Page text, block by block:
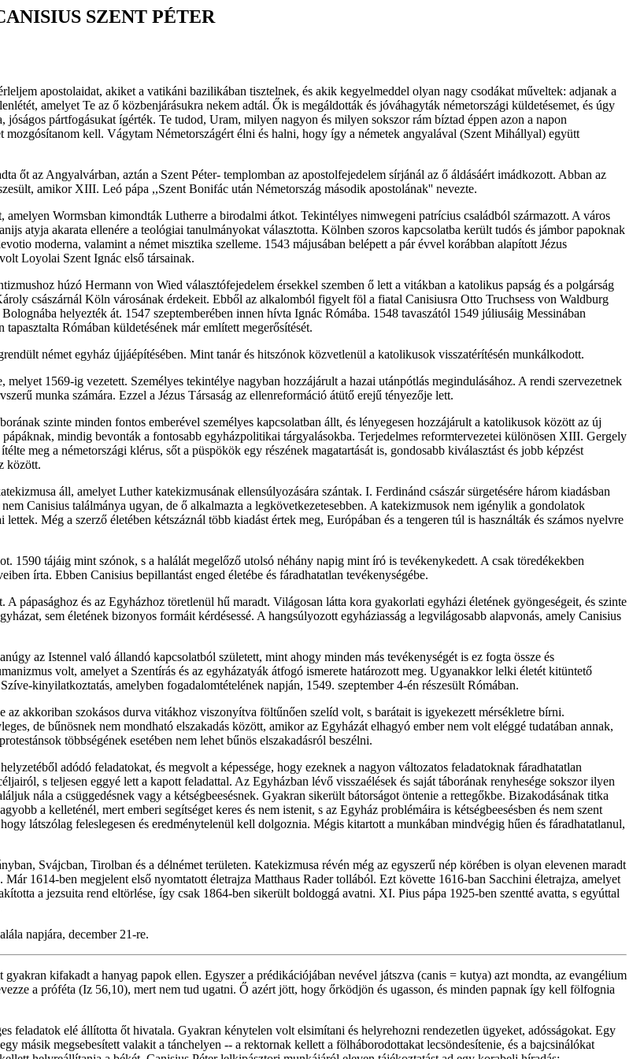
SZENT PÉTER
apostolaidat, akiket a vatikáni bazilikában tisztelnek, és akik kegyelmeddel olyan nagy csodákat műveltek: adjanak a
amelyet Te az ő közbenjárásukra nekem adtál. Ők is megáldották és jóváhagyták németországi küldetésemet, és úgy
pártfogásukat ígérték. Te tudod, Uram, milyen nagyon és milyen sokszor rám bíztad éppen azon a napon
kell. Vágytam Németországért élni és halni, hogy így a németek angyalával (Szent Mihállyal) együtt
őt az Angyalvárban, aztán a Szent Péter- templomban az apostolfejedelem sírjánál az ő áldásáért imádkozott. Abban az
amikor XIII. Leó pápa ,,Szent Bonifác után Németország második apostolának'' nevezte.
Wormsban kimondták Lutherre a birodalmi átkot. Tekintélyes nimwegeni patrícius családból származott. A város
atyja akarata ellenére a teológiai tanulmányokat választotta. Kölnben szoros kapcsolatba került tudós és jámbor papoknak
moderna, valamint a német misztika szelleme. 1543 májusában belépett a pár évvel korábban alapított Jézus
Loyolai Szent Ignác első társainak.
húzó Hermann von Wied választófejedelem érsekkel szemben ő lett a vitákban a katolikus papság és a polgárság
császárnál Köln városának érdekeit. Ebből az alkalomból figyelt föl a fiatal Canisiusra Otto Truchsess von Waldburg
helyezték át. 1547 szeptemberében innen hívta Ignác Rómába. 1548 tavaszától 1549 júliusáig Messinában
Rómában küldetésének már említett megerősítését.
német egyház újjáépítésében. Mint tanár és hitszónok közvetlenül a katolikusok visszatérítésén munkálkodott.
1569-ig vezetett. Személyes tekintélye nagyban hozzájárult a hazai utánpótlás megindulásához. A rendi szervezetnek
munka számára. Ezzel a Jézus Társaság az ellenreformáció átütő erejű tényezője lett.
szinte minden fontos emberével személyes kapcsolatban állt, és lényegesen hozzájárult a katolikusok között az új
mindig bevonták a fontosabb egyházpolitikai tárgyalásokba. Terjedelmes reformtervezetei különösen XIII. Gergely
meg a németországi klérus, sőt a püspökök egy részének magatartását is, gondosabb kiválasztást és jobb képzést
között.
áll, amelyet Luther katekizmusának ellensúlyozására szántak. I. Ferdinánd császár sürgetésére három kiadásban
Canisius találmánya ugyan, de ő alkalmazta a legkövetkezetesebben. A katekizmusok nem igénylik a gondolatok
Még a szerző életében kétszáznál több kiadást értek meg, Európában és a tengeren túl is használták és számos nyelvre
1590 tájáig mint szónok, s a halálát megelőző utolsó néhány napig mint író is tevékenykedett. A csak töredékekben
írta. Ebben Canisius bepillantást enged életébe és fáradhatatlan tevékenységébe.
pápasághoz és az Egyházhoz töretlenül hű maradt. Világosan látta kora gyakorlati egyházi életének gyöngeségeit, és szinte
sem életének bizonyos formáit kérdésessé. A hangsúlyozott egyháziasság a legvilágosabb alapvonás, amely Canisius
az Istennel való állandó kapcsolatból született, mint ahogy minden más tevékenységét is ez fogta össze és
volt, amelyet a Szentírás és az egyházatyák átfogó ismerete határozott meg. Ugyanakkor lelki életét kitüntető
kinyilatkoztatás, amelyben fogadalomtételének napján, 1549. szeptember 4-én részesült Rómában.
akkoriban szokásos durva vitákhoz viszonyítva föltűnően szelíd volt, s barátait is igyekezett mérsékletre bírni.
de bűnösnek nem mondható elszakadás között, amikor az Egyházát elhagyó ember nem volt eléggé tudatában annak,
többségének esetében nem lehet bűnös elszakadásról beszélni.
adódó feladatokat, és megvolt a képessége, hogy ezeknek a nagyon változatos feladatoknak fáradhatatlan
s teljesen eggyé lett a kapott feladattal. Az Egyházban lévő visszaélések és saját táborának renyhesége sokszor ilyen
nála a csüggedésnek vagy a kétségbeesésnek. Gyakran sikerült bátorságot öntenie a rettegőkbe. Bizakodásának titka
a kelleténél, mert emberi segítséget keres és nem istenit, s az Egyház problémáira is kétségbeesésben és nem szent
látszólag feleslegesen és eredménytelenül kell dolgoznia. Mégis kitartott a munkában mindvégig hűen és fáradhatatlanul,
Svájcban, Tirolban és a délnémet területen. Katekizmusa révén még az egyszerű nép körében is olyan elevenen maradt
1614-ben megjelent első nyomtatott életrajza Matthaus Rader tollából. Ezt követte 1616-ban Sacchini életrajza, amelyet
a jezsuita rend eltörlése, így csak 1864-ben sikerült boldoggá avatni. XI. Pius pápa 1925-ben szentté avatta, s egyúttal
napjára, december 21-re.
kifakadt a hanyag papok ellen. Egyszer a prédikációjában nevével játszva (canis = kutya) azt mondta, az evangélium
a próféta (Iz 56,10), mert nem tud ugatni. Ő azért jött, hogy őrködjön és ugasson, és minden papnak így kell fölfognia
feladatok elé állította őt hivatala. Gyakran kénytelen volt elsimítani és helyrehozni rendezetlen ügyeket, adósságokat. Egy
másik megsebesített valakit a tánchelyen -- a rektornak kellett a fölháborodottakat lecsöndesítenie, és a bajcsinálókat